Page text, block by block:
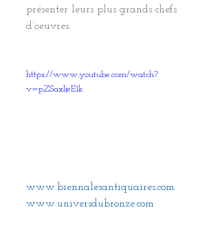
présenter leurs plus grands chefs
d’oeuvres.
https://www.youtube.com/watch?
v=pZSaxIjeE1k
www.biennalesantiquaires.com​​​
www.universdubronze.com